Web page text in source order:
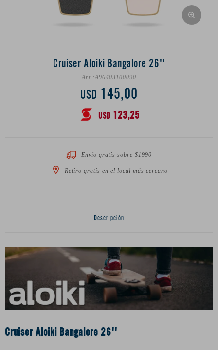
Cruiser Aloiki Bangalore 26''
A96403100090
USD 145,00
USD 123,25
Envío gratis sobre $1990
Retiro gratis en el local más cercano
Descripción
Cruiser Aloiki Bangalore 26''